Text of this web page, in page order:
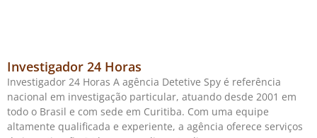
Investigador 24 Horas
Investigador 24 Horas A agência Detetive Spy é referência
nacional em investigação particular, atuando desde 2001 em
todo o Brasil e com sede em Curitiba. Com uma equipe
altamente qualificada e experiente, a agência oferece serviços